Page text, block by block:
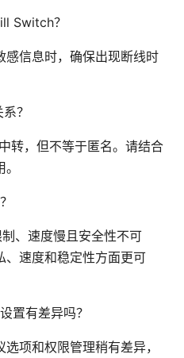
Switch？
感信息时，确保出现断线时
？
转，但不等于匿名。请结合
、速度慢且安全性不可
、速度和稳定性方面更可
置有差异吗？
项和权限管理稍有差异，